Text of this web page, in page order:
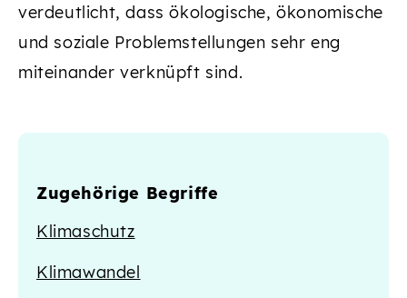
verdeutlicht, dass ökologische, ökonomische
und soziale Problemstellungen sehr eng
miteinander verknüpft sind.
Zugehörige Begriffe
Klimaschutz
Klimawandel